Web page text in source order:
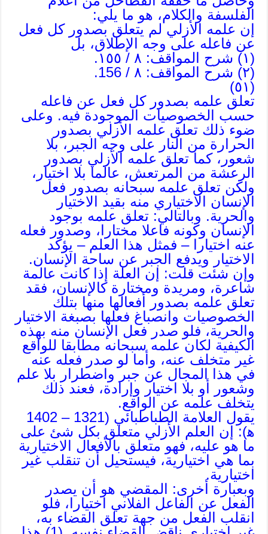
الفلسفة والكلام، هو ما يلي:
إن علمه الأزلي لم يتعلق بصدور كل فعل
عن فاعله على وجه الإطلاق، بل
(١) شرح المواقف: ٨ / ١٥٥.
(٢) شرح المواقف: ٨ / 156.
(٥١)
تعلق علمه بصدور كل فعل عن فاعله
حسب الخصوصيات الموجودة فيه. وعلى
ضوء ذلك تعلق علمه الأزلي بصدور
الحرارة من النار على وجه الجبر، بلا
شعور، كما تعلق علمه الأزلي بصدور
الرعشة من المرتعش، عالما بلا اختيار،
ولكن تعلق علمه سبحانه بصدور فعل
الإنسان الاختياري منه بقيد الاختيار
والحرية. وبالتالي: تعلق علمه بوجود
الإنسان وكونه فاعلا مختارا، وصدور فعله
عنه اختيارا – فمثل هذا العلم – يؤكد
الاختيار ويدفع الجبر عن ساحة الإنسان.
وإن شئت قلت: إن العلة إذا كانت عالمة
شاعرة، ومريدة ومختارة كالإنسان، فقد
تعلق علمه بصدور أفعالها منها بتلك
الخصوصيات وانصباغ فعلها بصبغة الاختيار
والحرية، فلو صدر فعل الإنسان منه بهذه
الكيفية لكان علمه سبحانه مطابقا للواقع
غير متخلف عنه، وأما لو صدر فعله عنه
في هذا المجال عن جبر واضطرار بلا علم
وشعور أو بلا اختيار وإرادة، فعند ذلك
يتخلف علمه عن الواقع.
يقول العلامة الطباطبائي (1321 – 1402
ه‍): إن العلم الأزلي متعلق بكل شئ على
ما هو عليه، فهو متعلق بالأفعال الاختيارية
بما هي اختيارية، فيستحيل أن تنقلب غير
اختيارية.
وبعبارة أخرى: المقضي هو أن يصدر
الفعل عن الفاعل الفلاني اختيارا، فلو
انقلب الفعل من جهة تعلق القضاء به،